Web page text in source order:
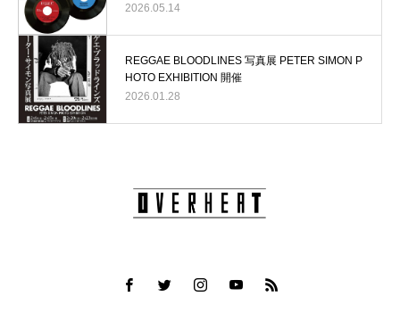
2026.05.14
REGGAE BLOODLINES 写真展 PETER SIMON P
HOTO EXHIBITION 開催
2026.01.28